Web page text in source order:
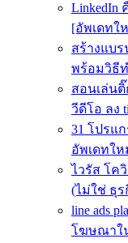
LinkedIn
[อัพเดทใ
สร้างแบร
พร้อมวิธี
สอนเล่น
วีดีโอ ลง
31 โปรแ
อัพเดทใ
ไวรัส โค
(ไม่ใช่ ธุ
line ads
โฆษณาใ